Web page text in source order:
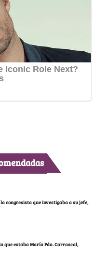
congresista que investigaba a su jefe,
que estaba María Fda. Carrascal,